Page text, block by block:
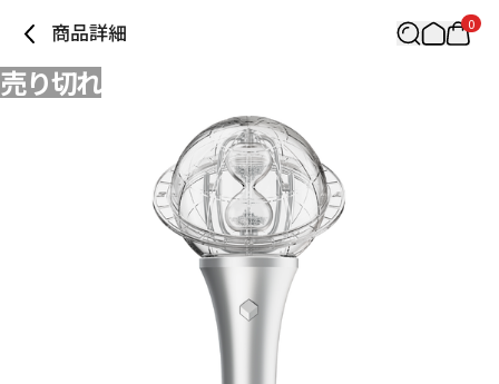
商品詳細 0
売り切れ